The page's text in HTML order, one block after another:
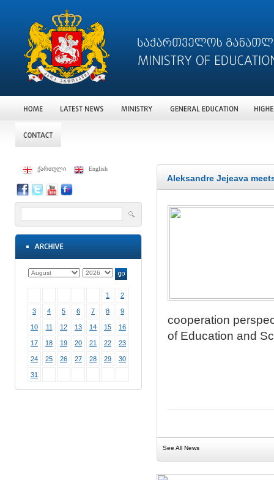
ქართული English
1 2
3 4 5 6 7 8 9
10 11 12 13 14 15 16
17 18 19 20 21 22 23
24 25 26 27 28 29 30
31
Aleksandre Jejeava
cooperation
of Education and
See All News